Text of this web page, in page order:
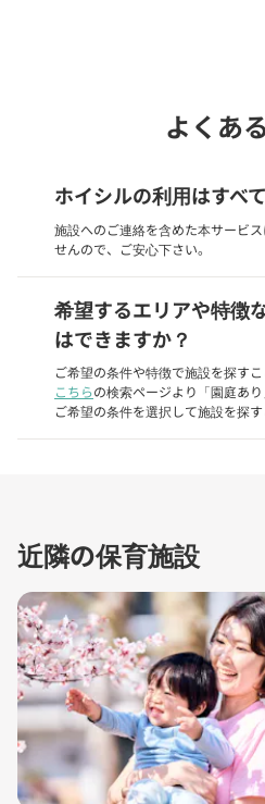
よくあ
ホイシルの利用はすべ
施設へのご連絡を含めた本サービ
せんので、ご安心下さい。
希望するエリアや特徴
はできますか？
ご希望の条件や特徴で施設を探すこ
こちらの検索ページより「園庭あ
ご希望の条件を選択して施設を探す
近隣の保育施設